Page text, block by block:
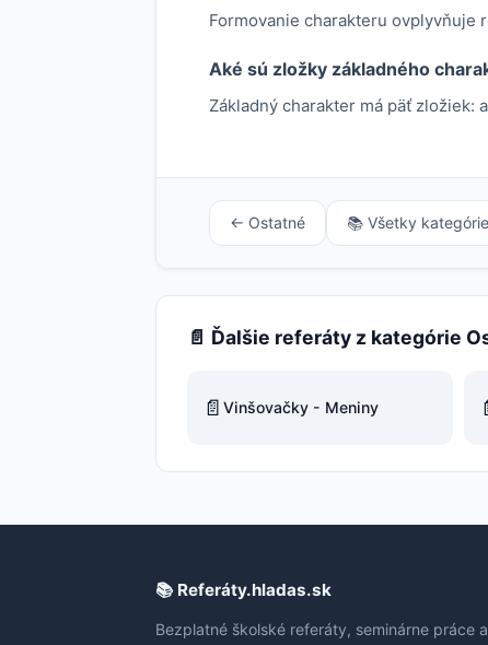
Formovanie charakteru ovplyvňuje
Aké sú zložky základného
Základný charakter má päť zložiek:
← Ostatné 📚 Všetky kategórie
📄 Ďalšie referáty z kategórie
📄 Vinšovačky - Meniny
📚 Referáty.hladas.sk
Bezplatné školské referáty, seminárne práce